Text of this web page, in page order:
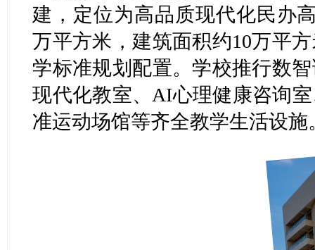
建，定位为高品质现代化民办
万平方米，建筑面积约10万平
学标准规划配置。学校推行数
现代化教室、AI心理健康咨询
准运动场馆等齐全教学生活设施